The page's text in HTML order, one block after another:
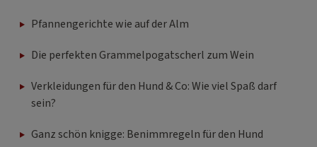
Pfannengerichte wie auf der Alm
Die perfekten Grammelpogatscherl zum Wein
Verkleidungen für den Hund & Co: Wie viel Spaß darf
sein?
Ganz schön knigge: Benimmregeln für den Hund